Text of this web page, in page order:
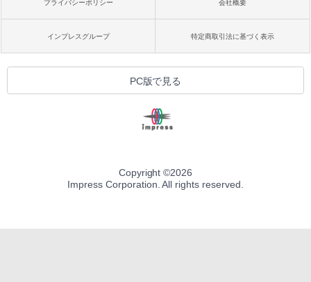
プライバシーポリシー 会社概要
インプレスグループ 特定商取引法に基づく表示
PC版で見る
Copyright ©2026
Impress Corporation. All rights reserved.